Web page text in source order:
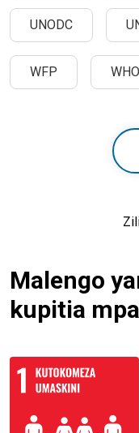
UNODC
WFP WHO
Malengo
kupitia